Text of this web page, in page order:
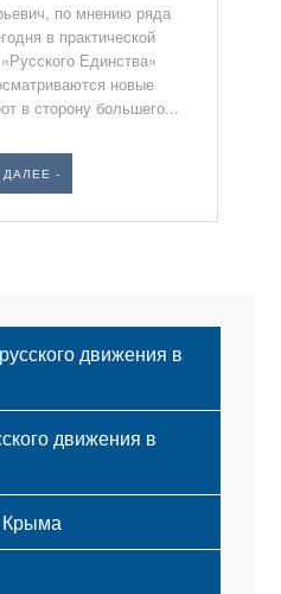
по мнению ряда
в практической
Единства»
новые
в сторону большего...
ДАЛЕЕ -
движения в
движения в
Крыма